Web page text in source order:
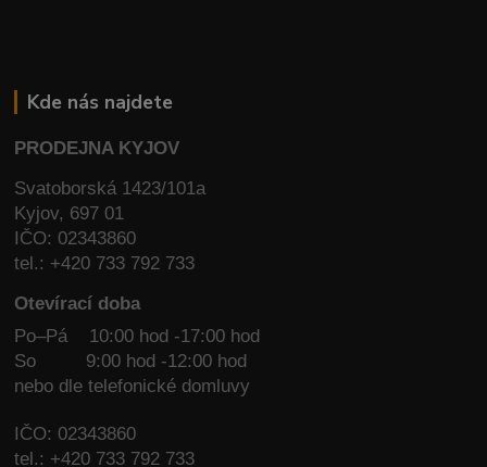
Kde nás najdete
PRODEJNA KYJOV
Svatoborská 1423/101a
Kyjov, 697 01
IČO: 02343860
tel.: +420 733 792 733
Otevírací doba
Po–Pá 10:00 hod -17:00 hod
So
9:00 hod -12:00 hod
nebo dle telefonické domluvy
IČO: 02343860
tel.: +420 733 792 733